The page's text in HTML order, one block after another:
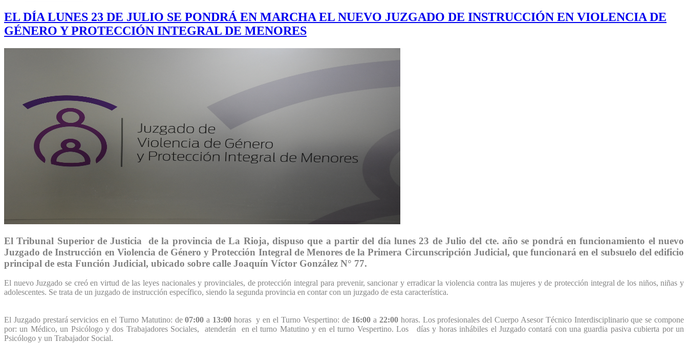
EL DÍA LUNES 23 DE JULIO SE PONDRÁ EN MARCHA EL NUEVO JUZGADO DE INSTRUCCIÓN EN VIOLENCIA DE
GÉNERO Y PROTECCIÓN INTEGRAL DE MENORES
El Tribunal Superior de Justicia de la provincia de La Rioja, dispuso que a partir del día lunes 23 de Julio del cte. año se pondrá en funcionamiento el nuevo
Juzgado de Instrucción en Violencia de Género y Protección Integral de Menores de la Primera Circunscripción Judicial, que funcionará en el subsuelo del edificio
principal de esta Función Judicial, ubicado sobre calle Joaquín Víctor González N° 77.
El nuevo Juzgado se creó en virtud de las leyes nacionales y provinciales, de protección integral para prevenir, sancionar y erradicar la violencia contra las mujeres y de protección integral de los niños, niñas y
adolescentes. Se trata de un juzgado de instrucción específico, siendo la segunda provincia en contar con un juzgado de esta característica.
El Juzgado prestará servicios en el Turno Matutino: de07:00 a 13:00 horas y en el Turno Vespertino: de 16:00 a22:00 horas. Los profesionales del Cuerpo Asesor Técnico Interdisciplinario que se compone
por: un Médico, un Psicólogo y dos Trabajadores Sociales, atenderán en el turno Matutino y en el turno Vespertino. Los días y horas inhábiles el Juzgado contará con una guardia pasiva cubierta por un
Psicólogo y un Trabajador Social.